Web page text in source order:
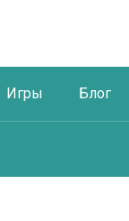
Игры Блог